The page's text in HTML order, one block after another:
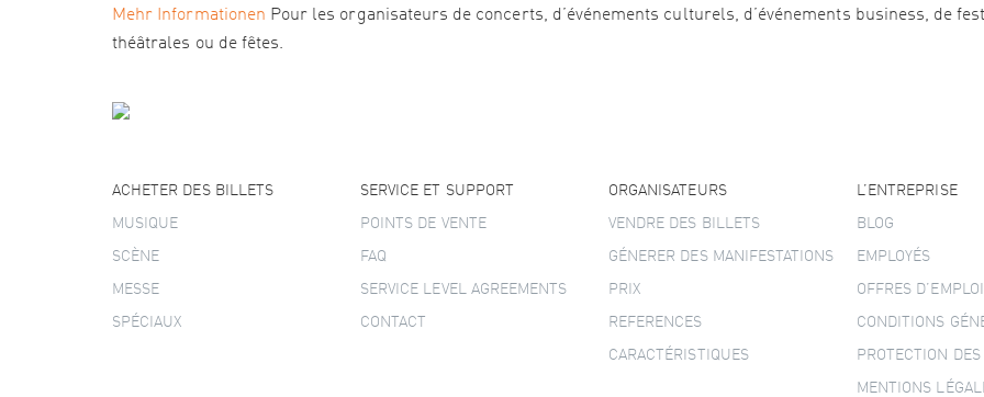
Mehr Informationen Pour les organisateurs de concerts, d’événements culturels, d’événements business, de
théâtrales ou de fêtes.
ACHETER DES BILLETS
MUSIQUE
SCÈNE
MESSE
SPÉCIAUX
SERVICE ET SUPPORT
POINTS DE VENTE
FAQ
SERVICE LEVEL AGREEMENTS
CONTACT
ORGANISATEURS
VENDRE DES BILLETS
GÉNERER DES MANIFESTATIONS
PRIX
REFERENCES
CARACTÉRISTIQUES
L’ENTREPRISE
BLOG
EMPLOYÉS
OFFRES D’EMPLOI
CONDITIONS
PROTECTION
MENTIONS